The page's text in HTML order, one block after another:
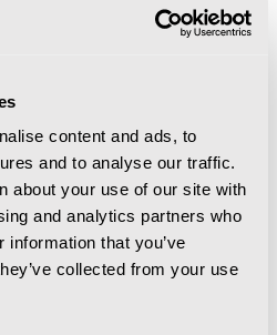
content and ads, to
and to analyse our traffic.
about your use of our site with
and analytics partners who
that you’ve
collected from your use
op zijn beurt weer
hendel om het filter
volle wordt benut. De filters
opgezogen. Het zijn
gebruiker die daarmee
zijn verkrijgbaar voor L- en